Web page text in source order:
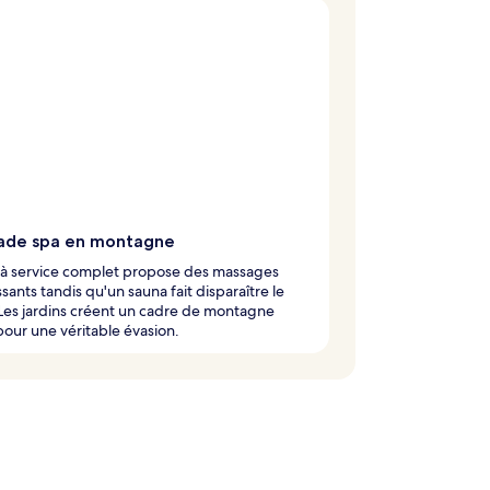
spa en montagne
service complet propose des massages
tandis qu'un sauna fait disparaître le
jardins créent un cadre de montagne
une véritable évasion.